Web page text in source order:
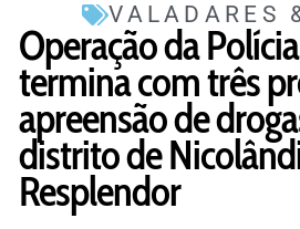
VALADARES
Operação da
termina com três
apreensão de
distrito de
Resplendor